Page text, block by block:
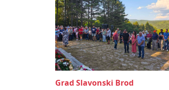
Grad Slavonski Brod